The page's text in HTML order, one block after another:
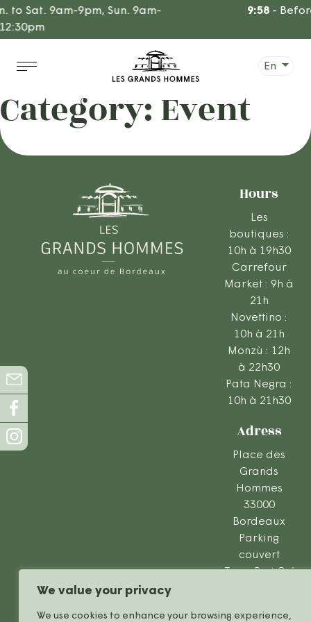
We value your privacy
We use cookies to enhance your browsing experience,
Go
to
content
to Sat. 9am-9pm, Sun. 9am-
9:58-
En
Category: Event
Hours
Les
boutiques :
10h à 19h30
Carrefour
Market : 9h à
21h
Novettino :
10h à 21h
Monzù : 12h
à 22h30
Pata Negra :
10h à 21h30
Adress
Place des
Grands
Hommes
33000
Bordeaux
Parking
couvert
Tram B et C /